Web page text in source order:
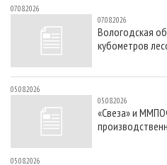
07.08.2026
07.08.2026
Вологодская
кубометров
05.08.2026
05.08.2026
«Свеза» и
05.08.2026